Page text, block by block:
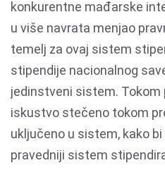
konkurentne mađarske
u više navrata menjao
temelj za ovaj sistem
stipendije nacionalnog
jedinstveni sistem. Tokom
iskustvo stečeno tokom
uključeno u sistem, kako
pravedniji sistem